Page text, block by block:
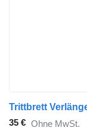
35 € Ohne MwSt.